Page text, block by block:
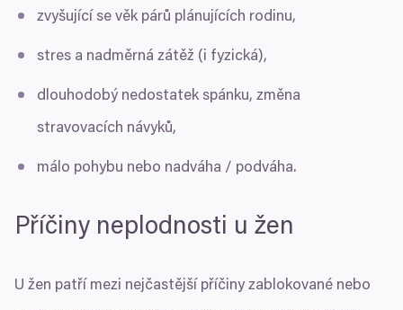
zvyšující se věk párů plánujících rodinu,
stres a nadměrná zátěž (i fyzická),
dlouhodobý nedostatek spánku, změna
stravovacích návyků,
málo pohybu nebo nadváha / podváha.
Příčiny neplodnosti u žen
U žen patří mezi nejčastější příčiny zablokované nebo